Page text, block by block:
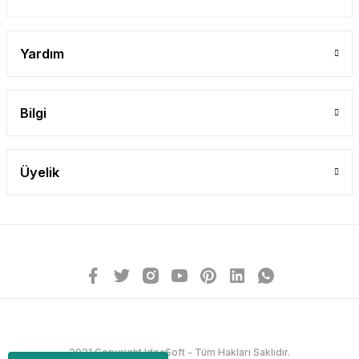
Yardım
Bilgi
Üyelik
2021 Copyright IdeaSoft - Tüm Hakları Saklıdır.